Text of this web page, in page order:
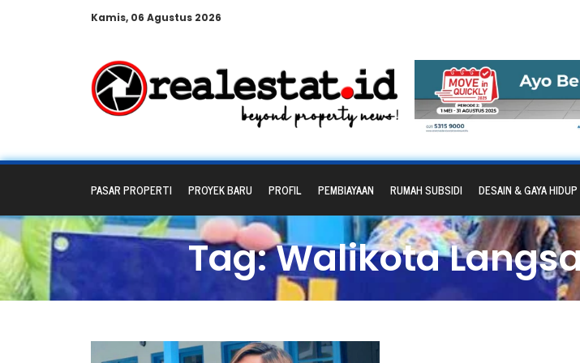
Kamis, 06 Agustus 2026
PASAR PROPERTI PROYEK BARU PROFIL PEMBIAYAAN RUMAH SUBSIDI DESAIN & GAYA HIDUP
Tag: Walikota